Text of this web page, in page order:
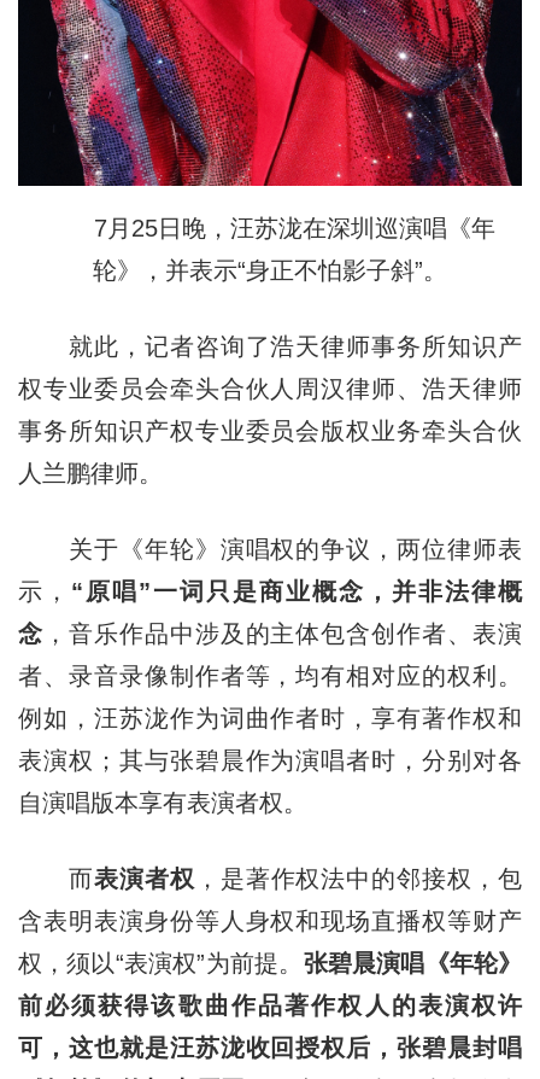
7月25日晚，汪苏泷在深圳巡演唱《年
轮》，并表示“身正不怕影子斜”。
就此，记者咨询了浩天律师事务所知识产
权专业委员会牵头合伙人周汉律师、浩天律师
事务所知识产权专业委员会版权业务牵头合伙
人兰鹏律师。
关于《年轮》演唱权的争议，两位律师表
示， “原唱”一词只是商业概念，并非法律概
念，音乐作品中涉及的主体包含创作者、表演
者、录音录像制作者等，均有相对应的权利。
例如，汪苏泷作为词曲作者时，享有著作权和
表演权；其与张碧晨作为演唱者时，分别对各
自演唱版本享有表演者权。
而表演者权 ，是著作权法中的邻接权，包
含表明表演身份等人身权和现场直播权等财产
权，须以“表演权”为前提。 张碧晨演唱《年轮》
前必须获得该歌曲作品著作权人的表演权许
可，这也就是汪苏泷收回授权后，张碧晨封唱